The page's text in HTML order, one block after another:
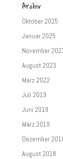
Archiv
Oktober 2025
Januar 2025
November
August 2023
März 2022
Juli 2019
Juni 2019
März 2019
Dezember
August 2018